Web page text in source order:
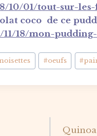
10/01/tout-sur-
coco de ce
18/mon-
noisettes #oeufs #